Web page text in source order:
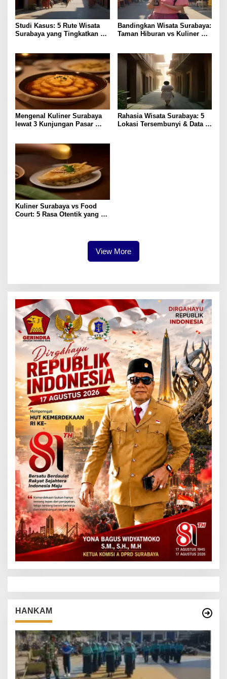
Studi Kasus: 5 Rute Wisata
Surabaya yang Tingkatkan
Bandingkan Wisata Surabaya:
Taman Hiburan vs Kuliner
Mengenal Kuliner Surabaya
lewat 3 Kunjungan Pasar
Rahasia Wisata Surabaya: 5
Lokasi Tersembunyi & Data
Kuliner Surabaya vs Food
Court: 5 Rasa Otentik yang
View More
HANKAM